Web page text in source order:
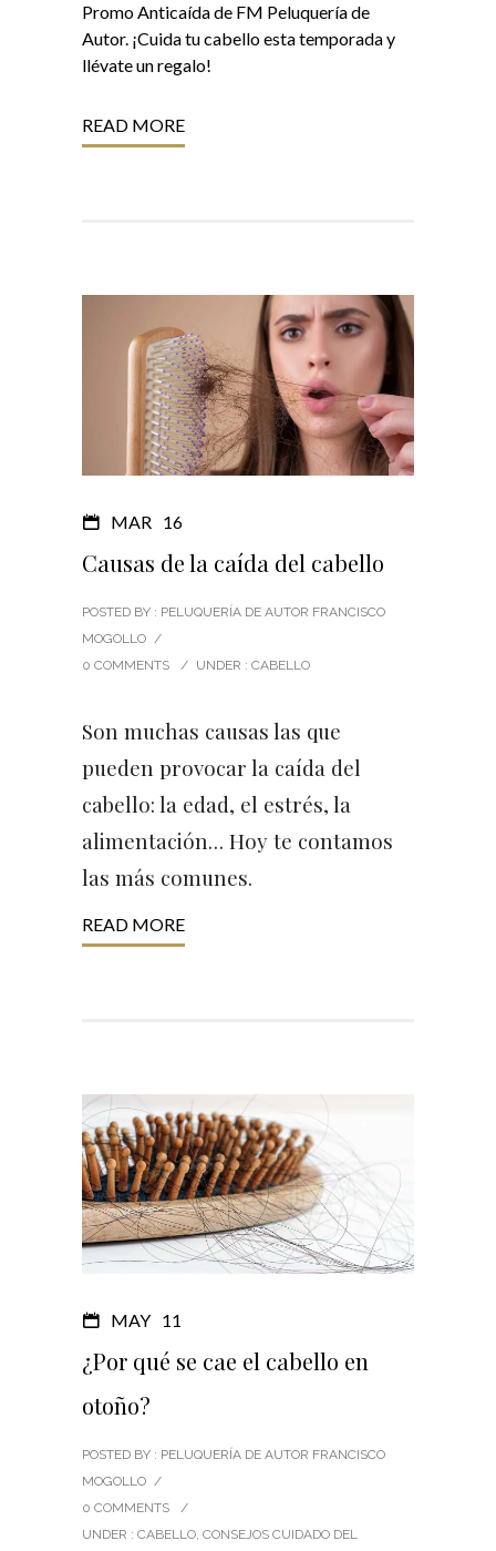
Promo Anticaída de FM Peluquería de
Autor. ¡Cuida tu cabello esta temporada y
llévate un regalo!
READ MORE
MAR 16
Causas de la caída del cabello
POSTED BY : PELUQUERÍA DE AUTOR FRANCISCO
MOGOLLO /
0 COMMENTS
/ UNDER : CABELLO
Son muchas causas las que
pueden provocar la caída del
cabello: la edad, el estrés, la
alimentación… Hoy te contamos
las más comunes.
READ MORE
MAY 11
¿Por qué se cae el cabello en
otoño?
POSTED BY : PELUQUERÍA DE AUTOR FRANCISCO
MOGOLLO /
0 COMMENTS
/
UNDER : CABELLO, CONSEJOS CUIDADO DEL